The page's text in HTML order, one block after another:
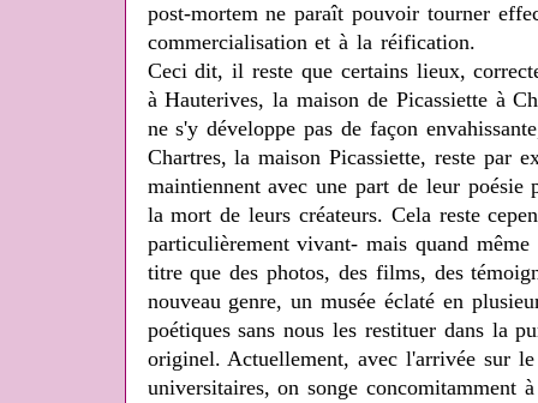
post-mortem ne paraît pouvoir tourner
commercialisation et à la réification.
Ceci dit, il reste que certains lieux,
à Hauterives, la maison de Picassiette à
ne s'y développe pas de façon
Chartres, la maison Picassiette, reste par
maintiennent avec une part de leur poésie
la mort de leurs créateurs. Cela reste
particulièrement vivant- mais quand
titre que des photos, des films, des
nouveau genre, un musée éclaté en
poétiques sans nous les restituer dans la
originel. Actuellement, avec l'arrivée sur le
universitaires, on songe concomitamment